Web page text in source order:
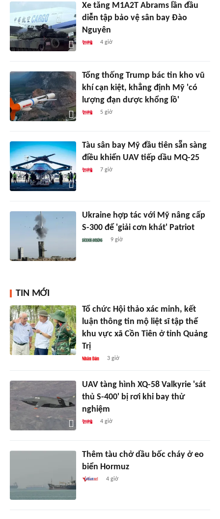
Xe tăng M1A2T Abrams lần đầu
diễn tập bảo vệ sân bay Đào
Nguyên
4 giờ
Tổng thống Trump bác tin kho vũ
khí cạn kiệt, khẳng định Mỹ 'có
lượng đạn dược khổng lồ'
5 giờ
Tàu sân bay Mỹ đầu tiên sẵn sàng
điều khiển UAV tiếp dầu MQ-25
7 giờ
Ukraine hợp tác với Mỹ nâng cấp
S-300 để 'giải cơn khát' Patriot
9 giờ
TIN MỚI
Tổ chức Hội thảo xác minh, kết
luận thông tin mộ liệt sĩ tập thể
khu vực xã Cồn Tiên ở tỉnh Quảng
Trị
3 giờ
UAV tàng hình XQ-58 Valkyrie 'sát
thủ S-400' bị rơi khi bay thử
nghiệm
4 giờ
Thêm tàu chở dầu bốc cháy ở eo
biển Hormuz
4 giờ